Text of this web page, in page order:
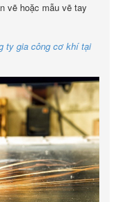
vẽ hoặc mẫu vẽ tay
ty gia công cơ khí tại